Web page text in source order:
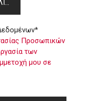
Προσωπικών
των
μου σε